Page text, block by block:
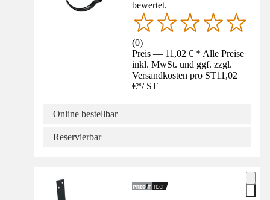
bewertet.
(0)
Preis — 11,02 € * Alle Preise
inkl. MwSt. und ggf. zzgl.
Versandkosten pro ST11,02
€*/ ST
Online bestellbar
Reservierbar